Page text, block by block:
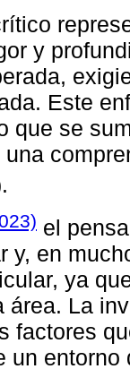
y
Este
que se
el
y, en
ya
área. La
factores
un